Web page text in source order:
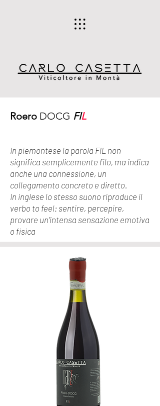
Roero DOCG FIL
In piemontese la parola FIL non
significa semplicemente filo, ma indica
anche una connessione, un
collegamento concreto e diretto.
In inglese lo stesso suono riproduce il
verbo to feel: sentire, percepire,
provare un’intensa sensazione emotiva
o fisica